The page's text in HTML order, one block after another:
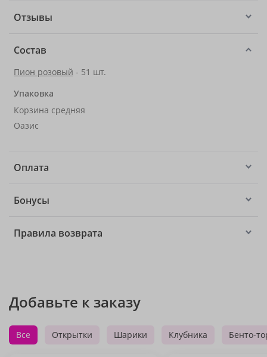
Отзывы
Состав
Пион розовый - 51 шт.
Упаковка
Корзина средняя
Оазис
Оплата
Бонусы
Правила возврата
Добавьте к заказу
Все Открытки Шарики Клубника Бенто-